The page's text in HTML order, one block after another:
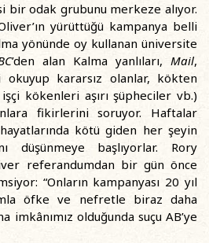
bir odak grubunu merkeze alıyor.
yürüttüğü kampanya belli
yönünde oy kullanan üniversite
’den alan Kalma yanlıları, Mail,
kararsız olanlar, kökten
kökenleri aşırı şüpheciler vb.)
fikirlerini soruyor. Haftalar
kötü giden her şeyin
düşünmeye başlıyorlar. Rory
referandumdan bir gün önce
“Onların kampanyası 20 yıl
öfke ve nefretle biraz daha
imkânımız olduğunda suçu AB’ye